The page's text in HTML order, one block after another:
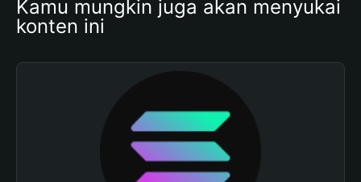
Kamu mungkin juga akan menyukai
konten ini